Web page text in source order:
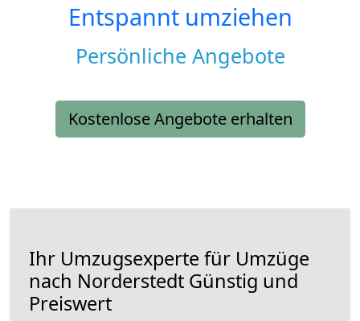
Entspannt umziehen
Persönliche Angebote
Kostenlose Angebote erhalten
Ihr Umzugsexperte für Umzüge
nach Norderstedt Günstig und
Preiswert